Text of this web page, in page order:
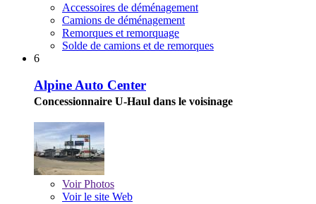
Accessoires de déménagement
Camions de déménagement
Remorques et remorquage
Solde de camions et de remorques
6
Alpine Auto Center
Concessionnaire U-Haul dans le voisinage
VoirPhotos
Voir le site Web